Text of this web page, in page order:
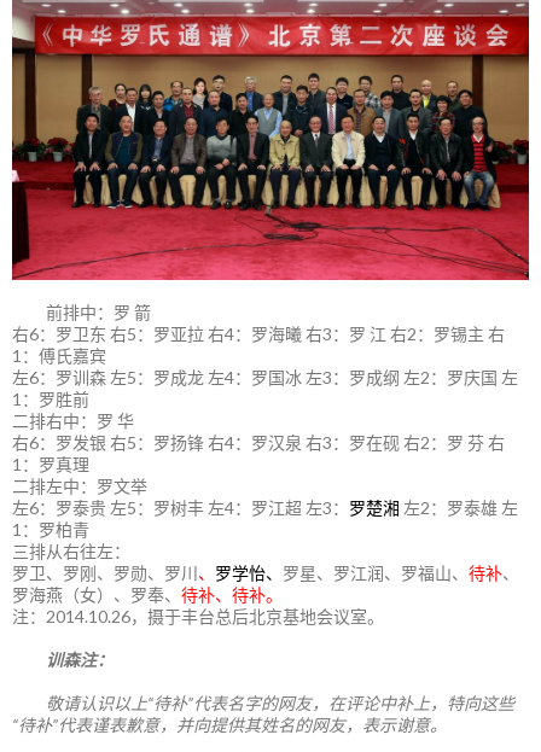
前排中：罗 箭
右6：罗卫东 右5：罗亚拉 右4：罗海曦 右3：罗 江 右2：罗锡主 右
1：傅氏嘉宾
左6：罗训森 左5：罗成龙 左4：罗国冰 左3：罗成纲 左2：罗庆国 左
1：罗胜前
二排右中：罗 华
右6：罗发银 右5：罗扬锋 右4：罗汉泉 右3：罗在砚 右2：罗 芬 右
1：罗真理
二排左中：罗文举
左6：罗泰贵 左5：罗树丰 左4：罗江超 左3： 罗楚湘 左2：罗泰雄 左
1：罗柏青
三排从右往左：
罗卫、罗刚、罗勋、罗川 、 罗学怡、 罗星、罗江润、罗福山、 待补、
罗海燕（女）、罗奉、 待补、待补。
注：2014.10.26，摄于丰台总后北京基地会议室。
训森注：
敬请认识以上“待补”代表名字的网友，在评论中补上，特向这些
“待补”代表谨表歉意，并向提供其姓名的网友，表示谢意。